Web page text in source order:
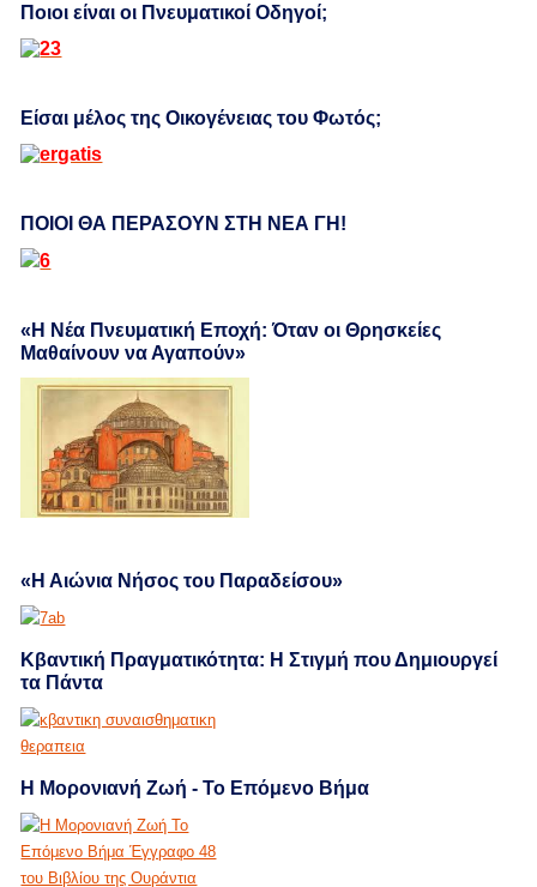
Ποιοι είναι οι Πνευματικοί Οδηγοί;
Είσαι μέλος της Οικογένειας του Φωτός;
ΠΟΙΟΙ ΘΑ ΠΕΡΑΣΟΥΝ ΣΤΗ ΝΕΑ ΓΗ!
«Η Νέα Πνευματική Εποχή: Όταν οι Θρησκείες
Μαθαίνουν να Αγαπούν»
«Η Αιώνια Νήσος του Παραδείσου»
Κβαντική Πραγματικότητα: Η Στιγμή που Δημιουργεί
τα Πάντα
Η Μορονιανή Ζωή - Το Επόμενο Βήμα